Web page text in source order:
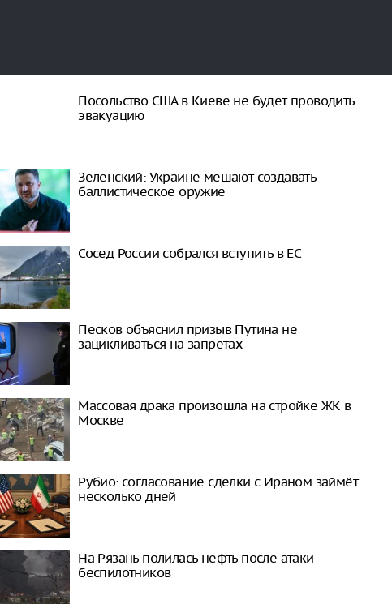
Посольство США в Киеве не будет проводить
эвакуацию
Зеленский: Украине мешают создавать
баллистическое оружие
Сосед России собрался вступить в ЕС
Песков объяснил призыв Путина не
зацикливаться на запретах
Массовая драка произошла на стройке ЖК в
Москве
Рубио: согласование сделки с Ираном займёт
несколько дней
На Рязань полилась нефть после атаки
беспилотников